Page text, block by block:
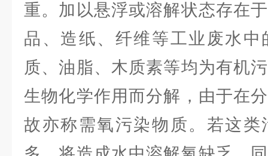
重。加以悬浮或溶解状态存在
品、造纸、纤维等工业废水
质、油脂、木质素等均为有机
生物化学作用而分解，由于在
故亦称需氧污染物质。若这类